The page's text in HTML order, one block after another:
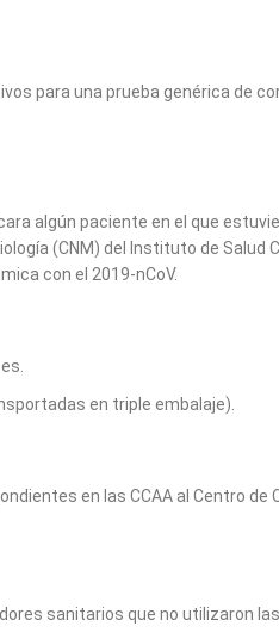
para una prueba genérica de
algún paciente en el que
(CNM) del Instituto de Salud
con el 2019-nCoV.
en triple embalaje).
en las CCAA al Centro de
sanitarios que no utilizaron